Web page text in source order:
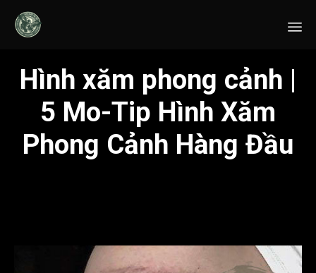
Hình xăm phong cảnh |
5 Mo-Tip Hình Xăm
Phong Cảnh Hàng Đầu